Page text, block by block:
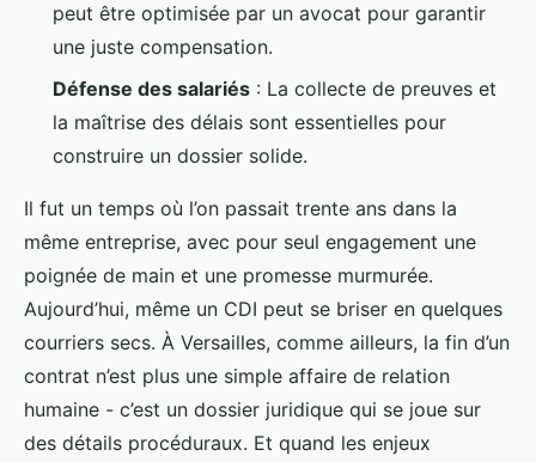
peut être optimisée par un avocat pour garantir
une juste compensation.
Défense des salariés : La collecte de preuves et
la maîtrise des délais sont essentielles pour
construire un dossier solide.
Il fut un temps où l’on passait trente ans dans la
même entreprise, avec pour seul engagement une
poignée de main et une promesse murmurée.
Aujourd’hui, même un CDI peut se briser en quelques
courriers secs. À Versailles, comme ailleurs, la fin d’un
contrat n’est plus une simple affaire de relation
humaine - c’est un dossier juridique qui se joue sur
des détails procéduraux. Et quand les enjeux